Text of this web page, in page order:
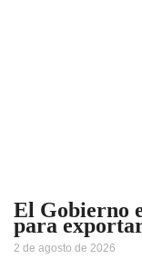
El Gobierno
para
2 de agosto de 2026